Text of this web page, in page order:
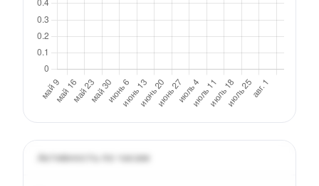
Активность по часам